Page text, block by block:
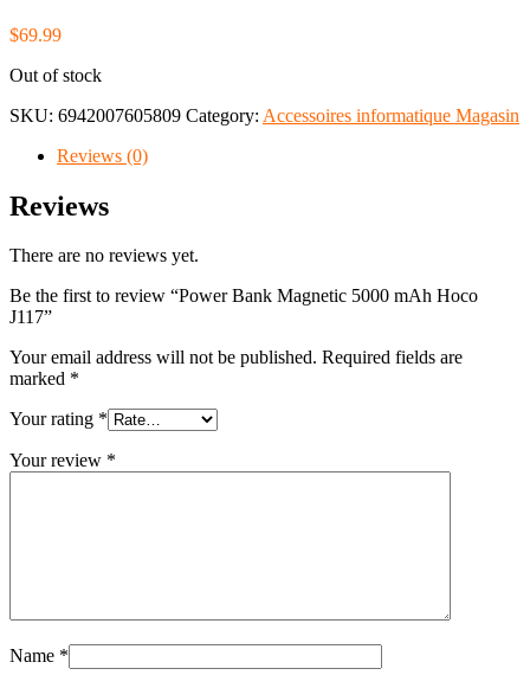
$69.99
Out of stock
SKU: 6942007605809 Category: Accessoires informatique Magasin
Reviews (0)
Reviews
There are no reviews yet.
Be the first to review “Power Bank Magnetic 5000 mAh Hoco
J117”
Your email address will not be published. Required fields are
marked *
Your rating *
Your review *
Name *